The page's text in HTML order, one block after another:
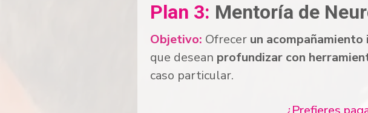
Plan 3: Mentoría de
Objetivo: Ofrecer un
que desean profundizar con
caso particular.